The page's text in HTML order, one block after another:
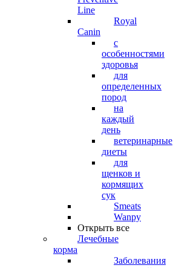
Line
Royal
Canin
с
особенностями
здоровья
для
определенных
пород
на
каждый
день
ветеринарные
диеты
для
щенков и
кормящих
сук
Smeats
Wanpy
Открыть все
Лечебные
корма
Заболевания